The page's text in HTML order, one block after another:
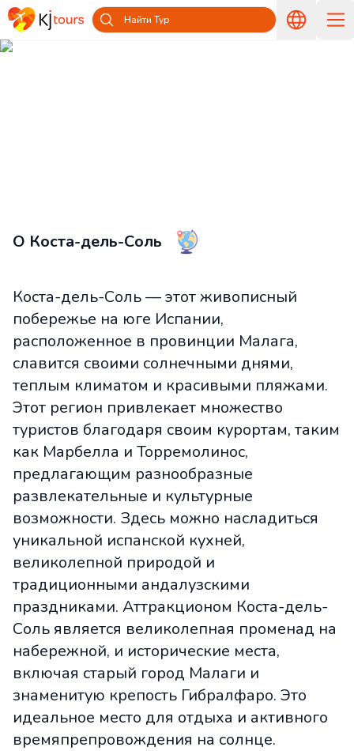
Найти Тур
О Коста-дель-Соль
Коста-дель-Соль — этот живописный
побережье на юге Испании,
расположенное в провинции Малага,
славится своими солнечными днями,
теплым климатом и красивыми пляжами.
Этот регион привлекает множество
туристов благодаря своим курортам, таким
как Марбелла и Торремолинос,
предлагающим разнообразные
развлекательные и культурные
возможности. Здесь можно насладиться
уникальной испанской кухней,
великолепной природой и
традиционными андалузскими
праздниками. Аттракционом Коста-дель-
Соль является великолепная променад на
набережной, и исторические места,
включая старый город Малаги и
знаменитую крепость Гибралфаро. Это
идеальное место для отдыха и активного
времяпрепровождения на солнце.